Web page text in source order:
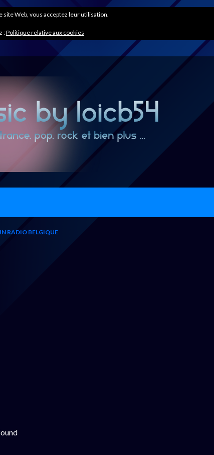
RADIO BELGIQUE
Web, vous acceptez leur utilisation.
:Politique relative aux cookies